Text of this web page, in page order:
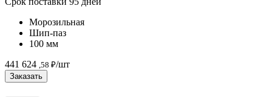
Морозильная
Шип-паз
100 мм
441 624 ,58 ₽/шт
Заказать